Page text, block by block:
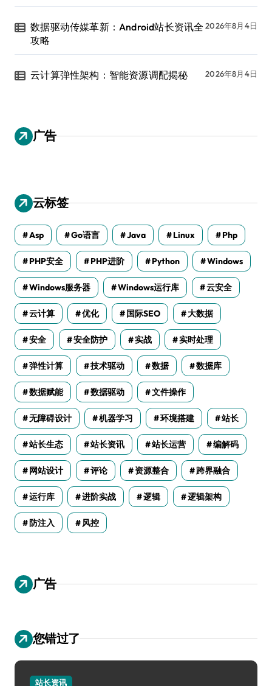
数据驱动传媒革新：Android站长资讯全
攻略
2026年8月4日
云计算弹性架构：智能资源调配揭秘 2026年8月4日
广告
云标签
Asp Go语言 Java Linux Php
PHP安全 PHP进阶 Python Windows
Windows服务器 Windows运行库 云安全
云计算 优化 国际SEO 大数据
安全 安全防护 实战 实时处理
弹性计算 技术驱动 数据 数据库
数据赋能 数据驱动 文件操作
无障碍设计 机器学习 环境搭建 站长
站长生态 站长资讯 站长运营 编解码
网站设计 评论 资源整合 跨界融合
运行库 进阶实战 逻辑 逻辑架构
防注入 风控
广告
您错过了
站长资讯